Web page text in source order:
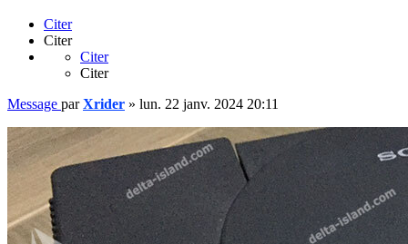
Citer
Citer
Citer
Citer
Message parXrider » lun. 22 janv. 2024 20:11